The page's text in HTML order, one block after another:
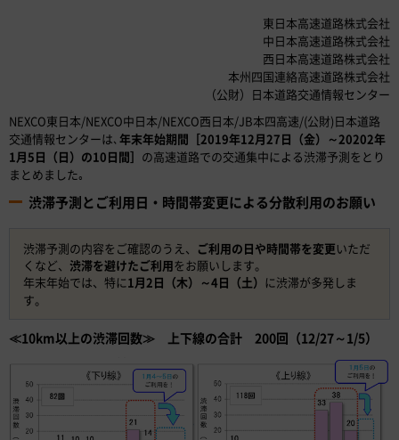
東日本高速道路株式会社
中日本高速道路株式会社
西日本高速道路株式会社
本州四国連絡高速道路株式会社
（公財）日本道路交通情報センター
NEXCO東日本/NEXCO中日本/NEXCO西日本/JB本四高速/(公財)日本道路
交通情報センターは､ 年末年始期間［2019年12月27日（金）～20202年
1月5日（日）の10日間］ の高速道路での交通集中による渋滞予測をとり
まとめました｡
渋滞予測とご利用日・時間帯変更による分散利用のお願い
渋滞予測の内容をご確認のうえ、 ご利用の日や時間帯を変更いただ
くなど、 渋滞を避けたご利用をお願いします。
年末年始では、特に1月2日（木）～4日（土） に渋滞が多発しま
す。
≪10km以上の渋滞回数≫ 上下線の合計 200回（12/27～1/5）